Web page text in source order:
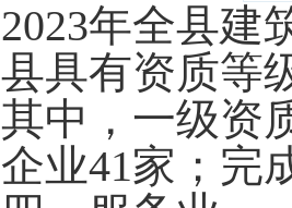
2023年全县建
县具有资质等
其中，一级资
企业41家；完